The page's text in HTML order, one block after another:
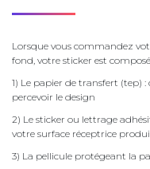
Lorsque vous commandez
fond, votre sticker est
1) Le papier de transfert (tep)
percevoir le design
2) Le sticker ou lettrage
votre surface réceptrice
3) La pellicule protégeant la